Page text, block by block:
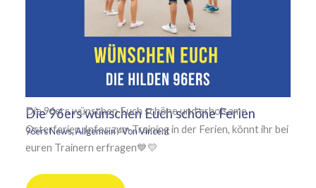
Die 96ers wünschen Euch schöne Ferien
96ers News,Allgemein/ VonVincent
Die 96ers wünschen Euch schöne und erholsame
Osterferien. Infos zum Training in der Ferien, könnt ihr bei
euren Trainern erfragen💙💛